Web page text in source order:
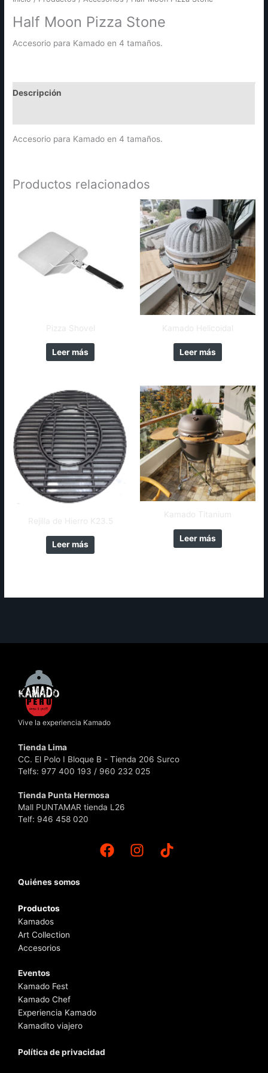
Half Moon Pizza Stone
Accesorio para Kamado en 4 tamaños.
Descripción
Accesorio para Kamado en 4 tamaños.
Productos relacionados
Pizza Shovel
Leer más
Kamado Helicoidal
Leer más
Rejilla de Hierro K23.5
Leer más
Kamado Titanium
Leer más
Vive la experiencia Kamado
Tienda Lima
CC. El Polo I Bloque B - Tienda 206 Surco
Telfs: 977 400 193 / 960 232 025
Tienda Punta Hermosa
Mall PUNTAMAR tienda L26
Telf: 946 458 020
Quiénes somos
Productos
Kamados
Art Collection
Accesorios
Eventos
Kamado Fest
Kamado Chef
Experiencia Kamado
Kamadito viajero
Política de privacidad